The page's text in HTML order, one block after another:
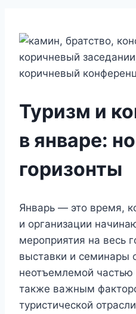
Туризм и
в январе:
горизонты
Январь — это время,
и организации
мероприятия на весь
выставки и семинары
неотъемлемой частью
также важным
туристической